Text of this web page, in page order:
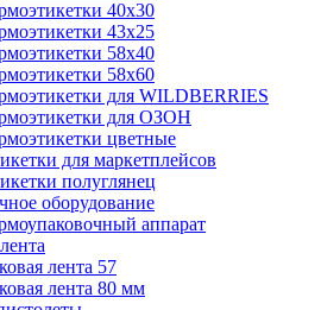
40х30
43х25
58х40
58х60
для WILDBERRIES
для ОЗОН
цветные
для маркетплейсов
полуглянец
оборудование
аппарат
лента 57
лента 80 мм